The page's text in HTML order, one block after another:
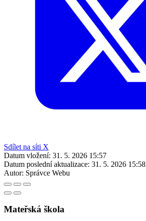
Sdílet na síti X
Datum vložení: 31. 5. 2026 15:57
Datum poslední aktualizace: 31. 5. 2026 15:58
Autor: Správce Webu
Mateřská škola